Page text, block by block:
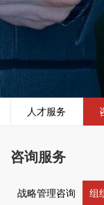
人才服务
咨询服务
战略管理咨询 组